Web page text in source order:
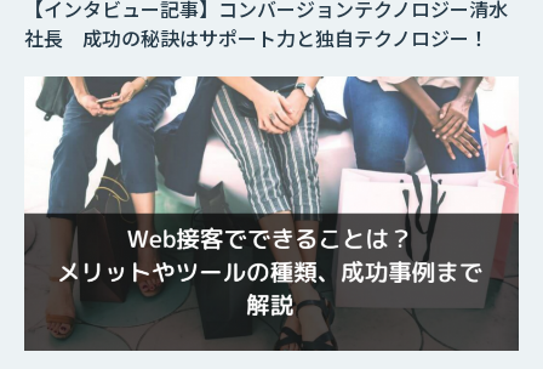
【インタビュー記事】コンバージョンテクノロジー清水
社長 成功の秘訣はサポート力と独自テクノロジー！